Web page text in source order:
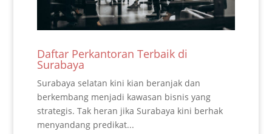
Daftar Perkantoran Terbaik di
Surabaya
Surabaya selatan kini kian beranjak dan
berkembang menjadi kawasan bisnis yang
strategis. Tak heran jika Surabaya kini berhak
menyandang predikat...